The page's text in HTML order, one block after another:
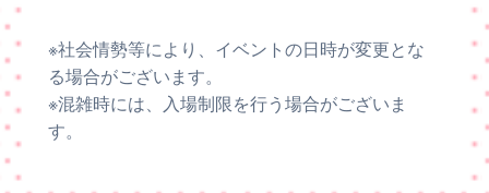
※社会情勢等により、イベントの日時が変更とな
る場合がございます。
※混雑時には、入場制限を行う場合がございま
す。